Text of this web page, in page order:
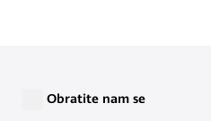
Obratite nam se